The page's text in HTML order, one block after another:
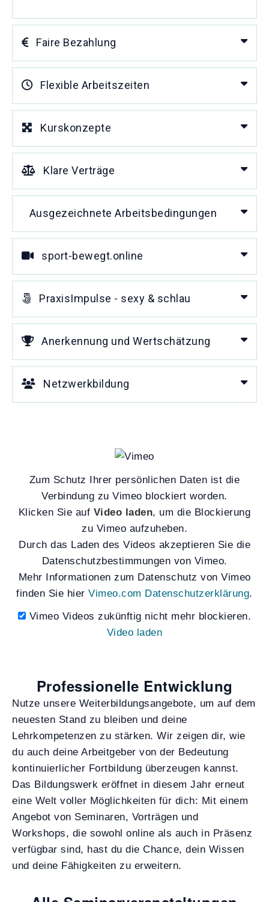
Faire Bezahlung
Flexible Arbeitszeiten
Kurskonzepte
Klare Verträge
Ausgezeichnete Arbeitsbedingungen
sport-bewegt.online
PraxisImpulse - sexy & schlau
Anerkennung und Wertschätzung
Netzwerkbildung
Zum Schutz Ihrer persönlichen Daten ist die
Verbindung zu Vimeo blockiert worden.
Klicken Sie auf Video laden, um die Blockierung
zu Vimeo aufzuheben.
Durch das Laden des Videos akzeptieren Sie die
Datenschutzbestimmungen von Vimeo.
Mehr Informationen zum Datenschutz von Vimeo
finden Sie hierVimeo.com Datenschutzerklärung.
Vimeo Videos zukünftig nicht mehr blockieren.
Video laden
Professionelle Entwicklung
Nutze unsere Weiterbildungsangebote, um auf dem
neuesten Stand zu bleiben und deine
Lehrkompetenzen zu stärken. Wir zeigen dir, wie
du auch deine Arbeitgeber von der Bedeutung
kontinuierlicher Fortbildung überzeugen kannst.
Das Bildungswerk eröffnet in diesem Jahr erneut
eine Welt voller Möglichkeiten für dich: Mit einem
Angebot von Seminaren, Vorträgen und
Workshops, die sowohl online als auch in Präsenz
verfügbar sind, hast du die Chance, dein Wissen
und deine Fähigkeiten zu erweitern.